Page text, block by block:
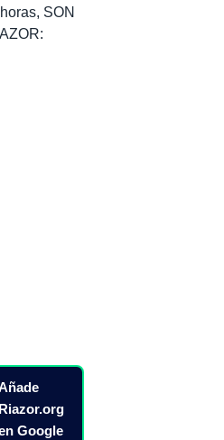
SON
Riazor.org
Google